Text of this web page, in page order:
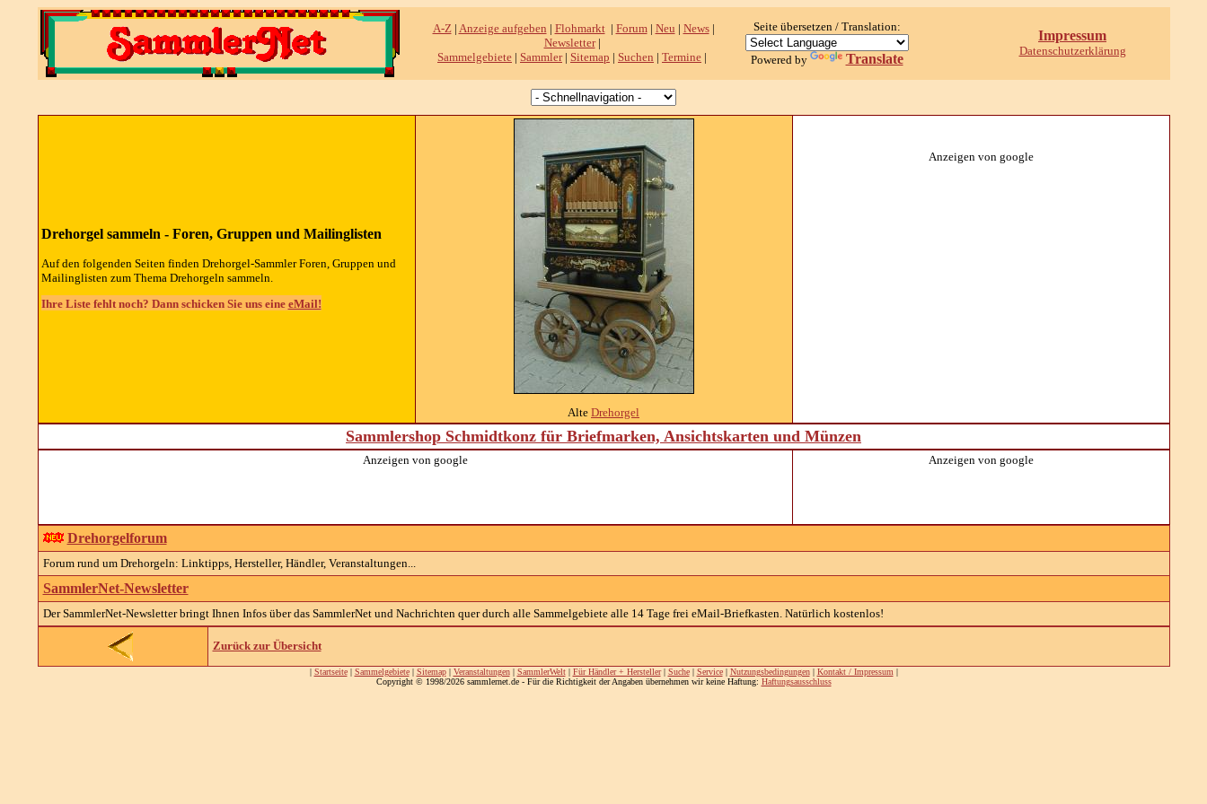
A-Z| Anzeige aufgeben | Flohmarkt| Forum| Neu | News|
Newsletter|
Sammelgebiete | Sammler| Sitemap | Suchen | Termine |
Seite übersetzen / Translation:
Powered by Translate
Impressum
Datenschutzerklärung
Drehorgel sammeln - Foren, Gruppen und Mailinglisten
Auf den folgenden Seiten finden Drehorgel-Sammler Foren, Gruppen und
Mailinglisten zum Thema Drehorgeln sammeln.
Ihre Liste fehlt noch? Dann schicken Sie uns eine eMail!
Alte Drehorgel
Anzeigen von google
Sammlershop Schmidtkonz für Briefmarken, Ansichtskarten und Münzen
Anzeigen von google Anzeigen von google
Drehorgelforum
Forum rund um Drehorgeln: Linktipps, Hersteller, Händler, Veranstaltungen...
SammlerNet-Newsletter
Der SammlerNet-Newsletter bringt Ihnen Infos über das SammlerNet und Nachrichten quer durch alle Sammelgebiete alle 14 Tage frei eMail-Briefkasten. Natürlich kostenlos!
Zurück zur Übersicht
| Startseite| Sammelgebiete| Sitemap| Veranstaltungen| SammlerWelt| Für Händler + Hersteller| Suche| Service| Nutzungsbedingungen| Kontakt / Impressum |
Copyright © 1998/2026 sammlernet.de - Für die Richtigkeit der Angaben übernehmen wir keine Haftung: Haftungsausschluss